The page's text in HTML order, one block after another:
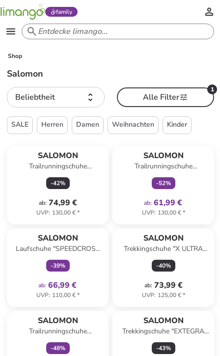
family
Shop
Salomon
Beliebtheit
1
Alle Filter
SALE Herren Damen Weihnachten Kinder
SALOMON
Trailrunningschuhe
"SPEEDCROSS PEAK GTX" in
Dunkelblau
-42%
ab: 74,99 €
UVP: 130,00 €*
SALOMON
Trailrunningschuhe
"EXAMOTION" in Grün/ Grau
-52%
ab: 61,99 €
UVP: 130,00 €*
SALOMON
Laufschuhe "SPEEDCROSS
PEAK" in Schwarz/ Lila
-39%
ab: 66,99 €
UVP: 110,00 €*
SALOMON
Trekkingschuhe "X ULTRA
360" in Grau/ Lila
-40%
ab: 73,99 €
UVP: 125,00 €*
SALOMON
Trailrunningschuhe
"EXAMOTION GORE-TEX" in
Schwarz/ Lila
-48%
SALOMON
Trekkingschuhe "EXTEGRA
GORE-TEX" in Grün/ Khaki
-43%